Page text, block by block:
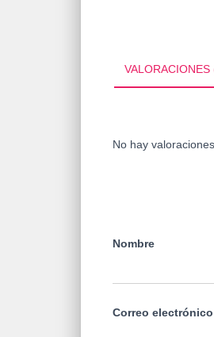
VALORACIONES
No hay
Nombre
Correo electrónico